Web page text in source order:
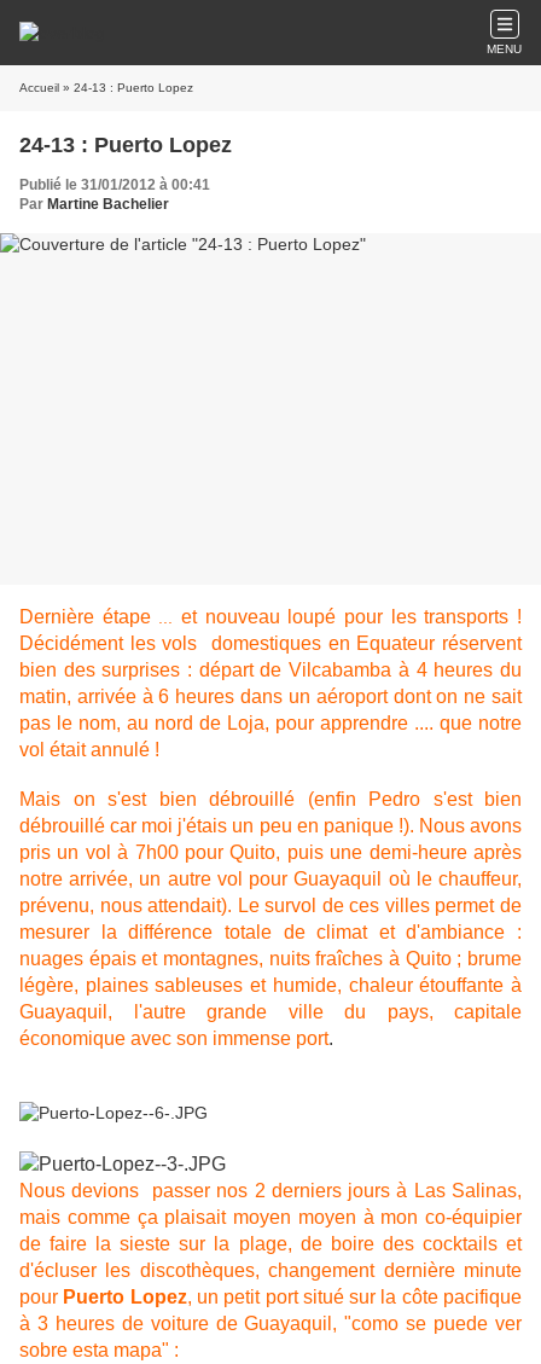
MENU
Accueil » 24-13 : Puerto Lopez
24-13 : Puerto Lopez
Publié le 31/01/2012 à 00:41
Par Martine Bachelier
Dernière étape...et nouveau loupé pour les transports !
Décidément les vols domestiques en Equateur réservent
bien des surprises : départ de Vilcabamba à 4 heures du
matin, arrivée à 6 heures dans un aéroport dont on ne sait
pas le nom, au nord de Loja, pour apprendre .... que notre
vol était annulé !
Mais on s'est bien débrouillé (enfin Pedro s'est bien
débrouillé car moi j'étais un peu en panique !). Nous avons
pris un vol à 7h00 pour Quito, puis une demi-heure après
notre arrivée, un autre vol pour Guayaquil où le chauffeur,
prévenu, nous attendait). Le survol de ces villes permet de
mesurer la différence totale de climat et d'ambiance :
nuages épais et montagnes, nuits fraîches à Quito ; brume
légère, plaines sableuses et humide, chaleur étouffante à
Guayaquil, l'autre grande ville du pays, capitale
économique avec son immense port.
Nous devions passer nos 2 derniers jours à Las Salinas,
mais comme ça plaisait moyen moyen à mon co-équipier
de faire la sieste sur la plage, de boire des cocktails et
d'écluser les discothèques, changement dernière minute
pour Puerto Lopez, un petit port situé sur la côte pacifique
à 3 heures de voiture de Guayaquil, "como se puede ver
sobre esta mapa" :